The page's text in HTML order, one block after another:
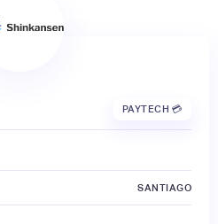
PAYTECH 💳
SANTIAGO